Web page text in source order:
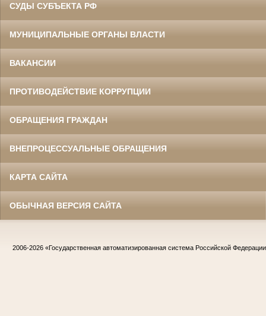
СУДЫ СУБЪЕКТА РФ
МУНИЦИПАЛЬНЫЕ ОРГАНЫ ВЛАСТИ
ВАКАНСИИ
ПРОТИВОДЕЙСТВИЕ КОРРУПЦИИ
ОБРАЩЕНИЯ ГРАЖДАН
ВНЕПРОЦЕССУАЛЬНЫЕ ОБРАЩЕНИЯ
КАРТА САЙТА
ОБЫЧНАЯ ВЕРСИЯ САЙТА
2006-2026 «Государственная автоматизированная система Российской